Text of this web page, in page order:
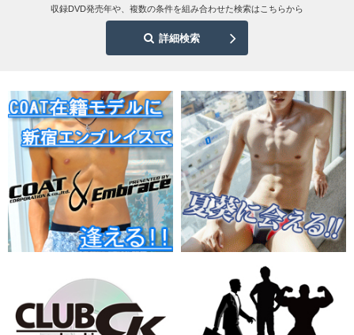
収録DVD発売年や、複数の条件を組み合わせた検索はこちらから
詳細検索